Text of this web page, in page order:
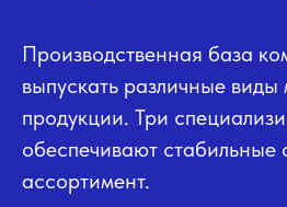
Производственная база
выпускать различные виды
продукции. Три
обеспечивают
ассортимент.